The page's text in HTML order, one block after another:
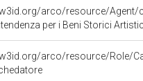
arco/resource/Agent/
per i Beni Storici
arco/resource/Role/